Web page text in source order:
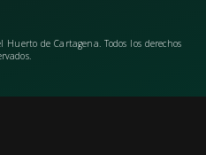
de Cartagena. Todos los derechos